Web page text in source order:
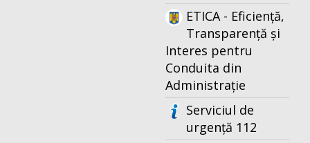
ETICA - Eficiență,
Transparență și
Interes pentru
Conduita din
Administrație
Serviciul de
urgență 112